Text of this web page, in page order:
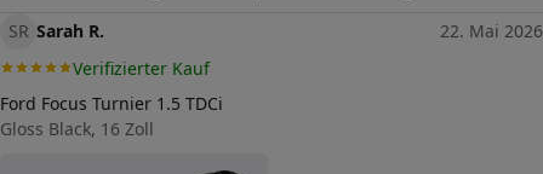
SR Sarah R.
22. Mai 2026
Verifizierter Kauf
Ford Focus Turnier 1.5 TDCi
Gloss Black, 16 Zoll